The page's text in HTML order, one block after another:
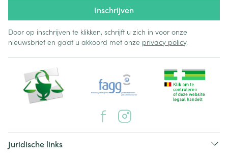
Inschrijven
Door op inschrijven te klikken, schrijft u zich in voor onze
nieuwsbrief en gaat u akkoord met onze privacy policy.
Juridische links